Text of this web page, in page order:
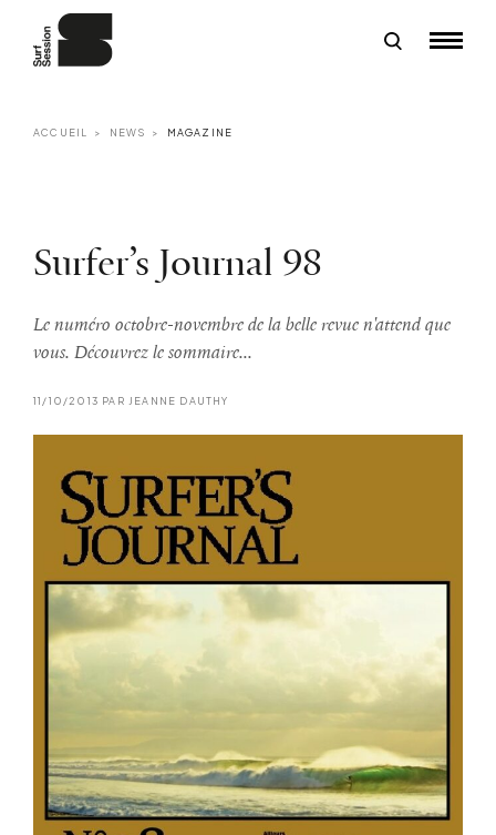
ACCUEIL NEWS MAGAZINE
Surfer’s Journal 98
Le numéro octobre-novembre de la belle revue n'attend que
vous. Découvrez le sommaire...
11/10/2013 PAR JEANNE DAUTHY